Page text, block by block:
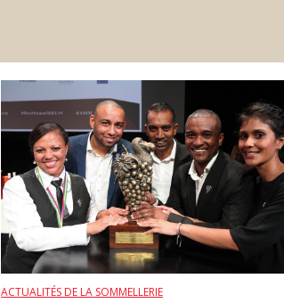
ACTUALITÉS DE LA SOMMELLERIE